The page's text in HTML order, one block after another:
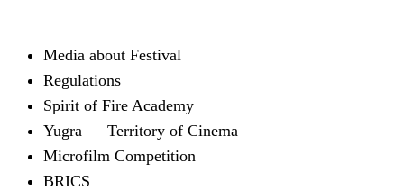
Media about Festival
Regulations
Spirit of Fire Academy
Yugra — Territory of Cinema
Microfilm Competition
BRICS